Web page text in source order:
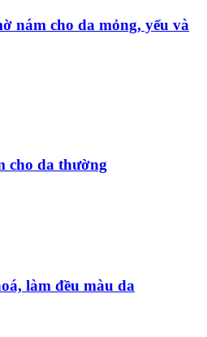
nám cho da mỏng, yếu và
cho da thường
làm đều màu da